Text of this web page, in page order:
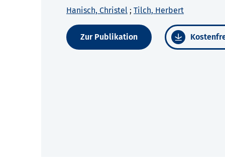
Hanisch, Christel ; Tilch, Herbert
Zur Publikation